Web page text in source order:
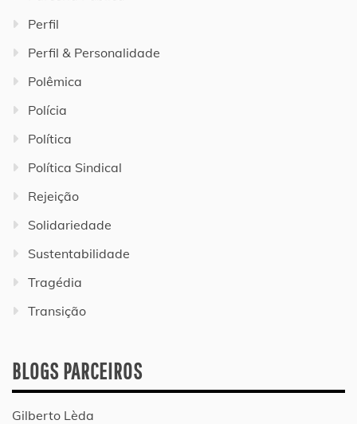
Perfil
Perfil & Personalidade
Polêmica
Polícia
Política
Política Sindical
Rejeição
Solidariedade
Sustentabilidade
Tragédia
Transição
BLOGS PARCEIROS
Gilberto Lèda